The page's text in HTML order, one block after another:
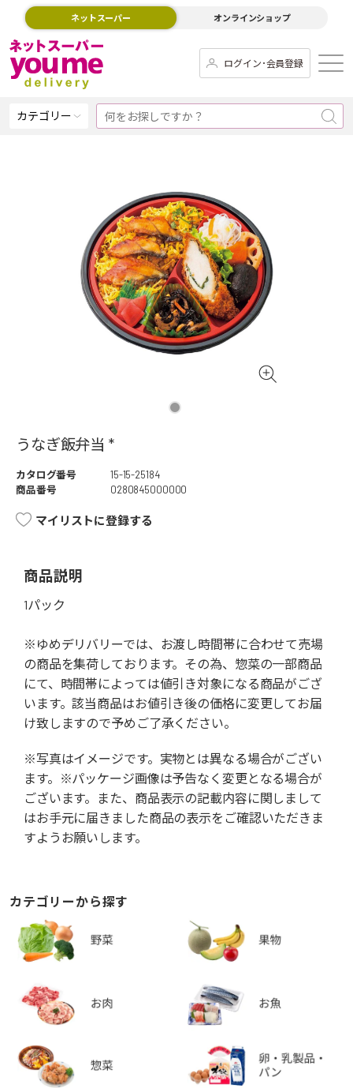
ネットスーパー オンラインショップ
ログイン･会員登録
カテゴリー
うなぎ飯弁当 *
カタログ番号
15-15-25184
商品番号
0280845000000
マイリストに登録する
商品説明
1パック
※ゆめデリバリーでは、お渡し時間帯に合わせて売場
の商品を集荷しております。その為、惣菜の一部商品
にて、時間帯によっては値引き対象になる商品がござ
います。該当商品はお値引き後の価格に変更してお届
け致しますので予めご了承ください。
※写真はイメージです。実物とは異なる場合がござい
ます。※パッケージ画像は予告なく変更となる場合が
ございます。また、商品表示の記載内容に関しまして
はお手元に届きました商品の表示をご確認いただきま
すようお願いします。
カテゴリーから探す